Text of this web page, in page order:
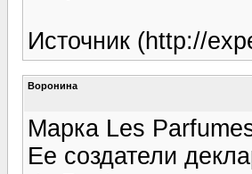
Источник (http://
Воронина
Маpка Les
Ее создатели